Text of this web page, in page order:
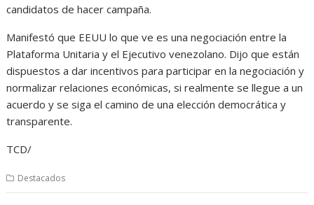
candidatos de hacer campaña.
Manifestó que EEUU lo que ve es una negociación entre la
Plataforma Unitaria y el Ejecutivo venezolano. Dijo que están
dispuestos a dar incentivos para participar en la negociación y
normalizar relaciones económicas, si realmente se llegue a un
acuerdo y se siga el camino de una elección democrática y
transparente.
TCD/
Destacados